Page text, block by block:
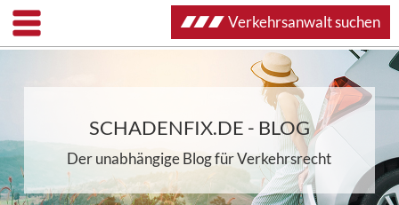
SCHADENFIX.DE - BLOG
Der unabhängige Blog für Verkehrsrecht
Verkehrsanwalt suchen